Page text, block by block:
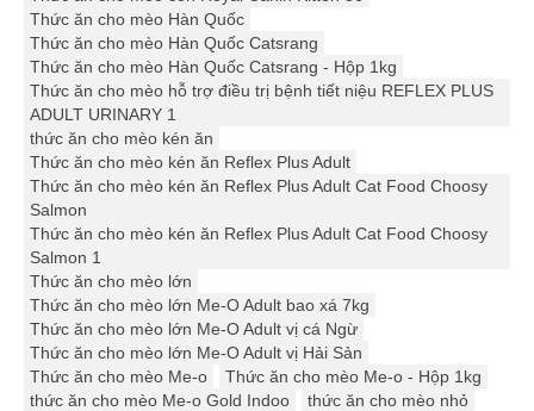
Thức ăn cho mèo Hàn Quốc
Thức ăn cho mèo Hàn Quốc Catsrang
Thức ăn cho mèo Hàn Quốc Catsrang - Hộp 1kg
Thức ăn cho mèo hỗ trợ điều trị bệnh tiết niệu REFLEX PLUS
ADULT URINARY 1
thức ăn cho mèo kén ăn
Thức ăn cho mèo kén ăn Reflex Plus Adult
Thức ăn cho mèo kén ăn Reflex Plus Adult Cat Food Choosy
Salmon
Thức ăn cho mèo kén ăn Reflex Plus Adult Cat Food Choosy
Salmon 1
Thức ăn cho mèo lớn
Thức ăn cho mèo lớn Me-O Adult bao xá 7kg
Thức ăn cho mèo lớn Me-O Adult vị cá Ngừ
Thức ăn cho mèo lớn Me-O Adult vị Hải Sản
Thức ăn cho mèo Me-o
Thức ăn cho mèo Me-o - Hộp 1kg
thức ăn cho mèo Me-o Gold Indoo
thức ăn cho mèo nhỏ